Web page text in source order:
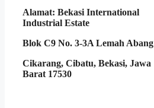
Alamat: Bekasi International
Industrial Estate
Blok C9 No. 3-3A Lemah Abang
Cikarang, Cibatu, Bekasi, Jawa
Barat 17530